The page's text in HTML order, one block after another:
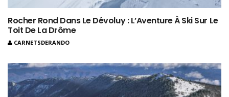
Rocher Rond Dans Le Dévoluy : L’Aventure À Ski Sur Le
Toit De La Drôme
CARNETSDERANDO